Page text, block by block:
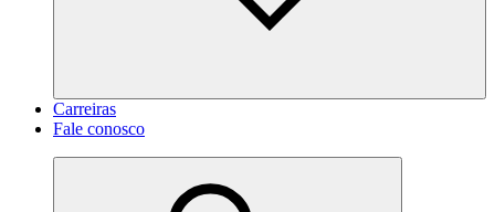
Carreiras
Fale conosco